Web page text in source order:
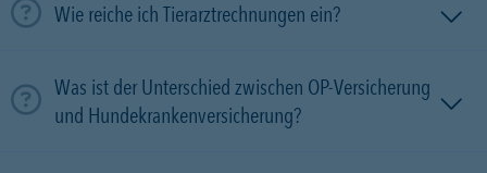
Wie reiche ich Tierarztrechnungen ein?
Was ist der Unterschied zwischen OP-Versicherung
und Hundekrankenversicherung?